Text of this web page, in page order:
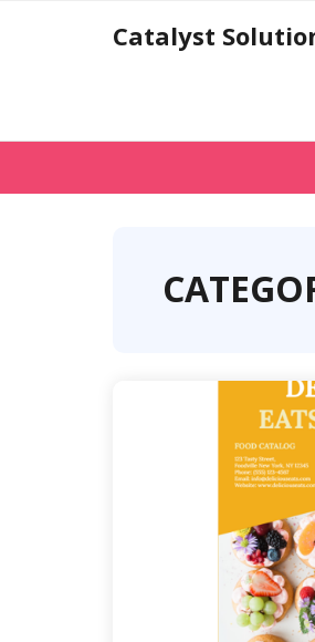
Catalyst